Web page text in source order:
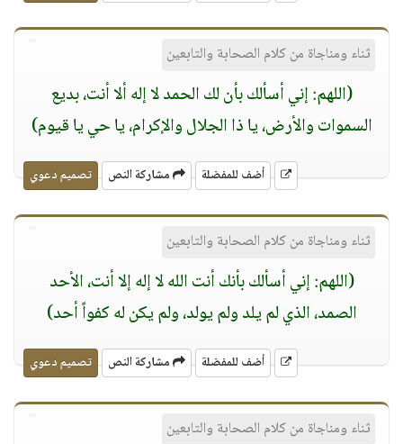
ثناء ومناجاة من كلام الصحابة والتابعين
(اللهم: إني أسألك بأن لك الحمد لا إله ألا أنت، بديع
السموات والأرض، يا ذا الجلال والإكرام، يا حي يا قيوم)
أضف للمفضلة مشاركة النص تصميم دعوي
ثناء ومناجاة من كلام الصحابة والتابعين
(اللهم: إني أسألك بأنك أنت الله لا إله إلا أنت، الأحد
الصمد، الذي لم يلد ولم يولد، ولم يكن له كفواً أحد)
أضف للمفضلة مشاركة النص تصميم دعوي
ثناء ومناجاة من كلام الصحابة والتابعين